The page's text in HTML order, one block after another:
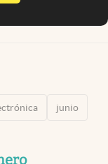
junio